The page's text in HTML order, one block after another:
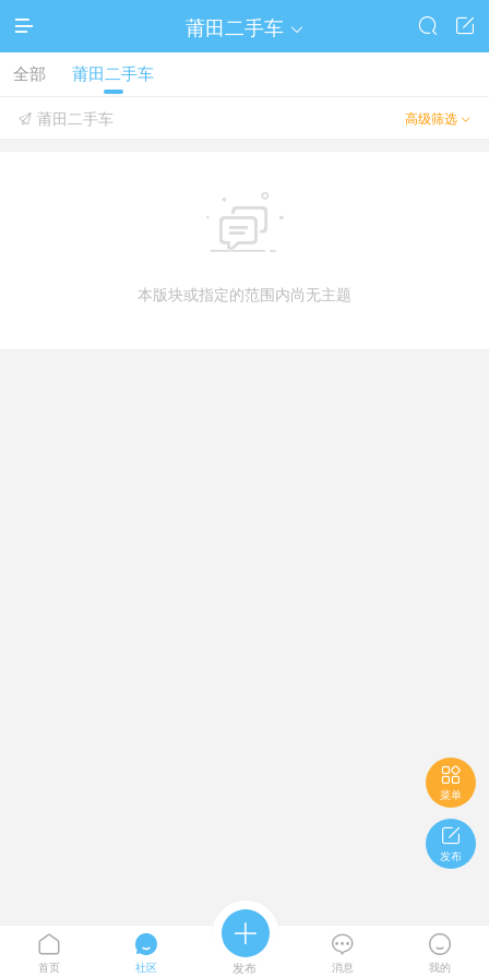
 莆田二手车  

全部 莆田二手车
高级筛选 
 莆田二手车

本版块或指定的范围内尚无主题

菜单

发布

首页

社区

发布

消息

我的